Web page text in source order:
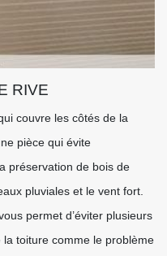
RIVE
couvre les côtés de la
pièce qui évite
préservation de bois de
pluviales et le vent fort.
permet d’éviter plusieurs
toiture comme le problème